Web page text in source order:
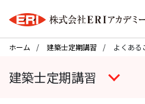
ホーム 建築士定期講習 よくある
建築士定期講習